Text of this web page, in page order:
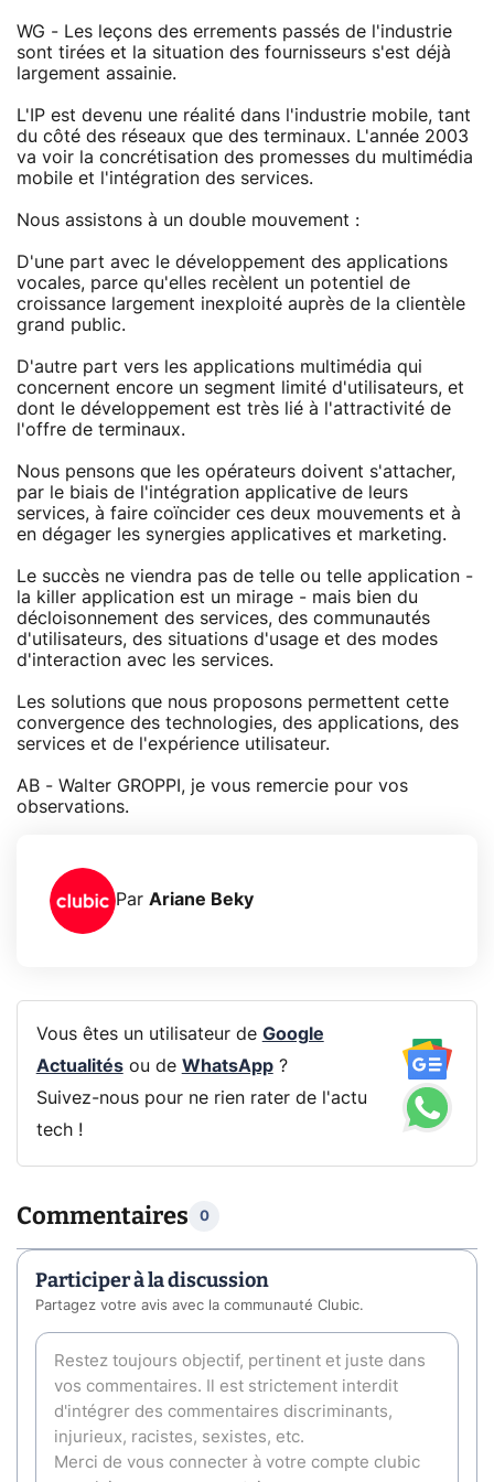
WG - Les leçons des errements passés de l'industrie
sont tirées et la situation des fournisseurs s'est déjà
largement assainie.
L'IP est devenu une réalité dans l'industrie mobile, tant
du côté des réseaux que des terminaux. L'année 2003
va voir la concrétisation des promesses du multimédia
mobile et l'intégration des services.
Nous assistons à un double mouvement :
D'une part avec le développement des applications
vocales, parce qu'elles recèlent un potentiel de
croissance largement inexploité auprès de la clientèle
grand public.
D'autre part vers les applications multimédia qui
concernent encore un segment limité d'utilisateurs, et
dont le développement est très lié à l'attractivité de
l'offre de terminaux.
Nous pensons que les opérateurs doivent s'attacher,
par le biais de l'intégration applicative de leurs
services, à faire coïncider ces deux mouvements et à
en dégager les synergies applicatives et marketing.
Le succès ne viendra pas de telle ou telle application -
la killer application est un mirage - mais bien du
décloisonnement des services, des communautés
d'utilisateurs, des situations d'usage et des modes
d'interaction avec les services.
Les solutions que nous proposons permettent cette
convergence des technologies, des applications, des
services et de l'expérience utilisateur.
AB - Walter GROPPI, je vous remercie pour vos
observations.
Par Ariane Beky
Vous êtes un utilisateur de Google
Actualitésou de WhatsApp?
Suivez-nous pour ne rien rater de l'actu
tech !
Commentaires 0
Participer à la discussion
Partagez votre avis avec la communauté Clubic.